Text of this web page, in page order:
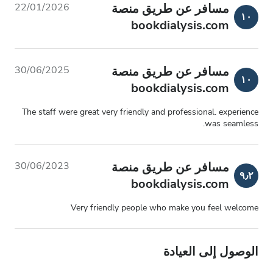
١٠
مسافر عن طريق منصة
bookdialysis.com
22/01/2026
١٠
مسافر عن طريق منصة
bookdialysis.com
30/06/2025
The staff were great very friendly and professional. experience
was seamless.
٩٫٢
مسافر عن طريق منصة
bookdialysis.com
30/06/2023
Very friendly people who make you feel welcome
الوصول إلى العيادة